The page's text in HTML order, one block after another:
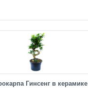
Гинсенг в керамике